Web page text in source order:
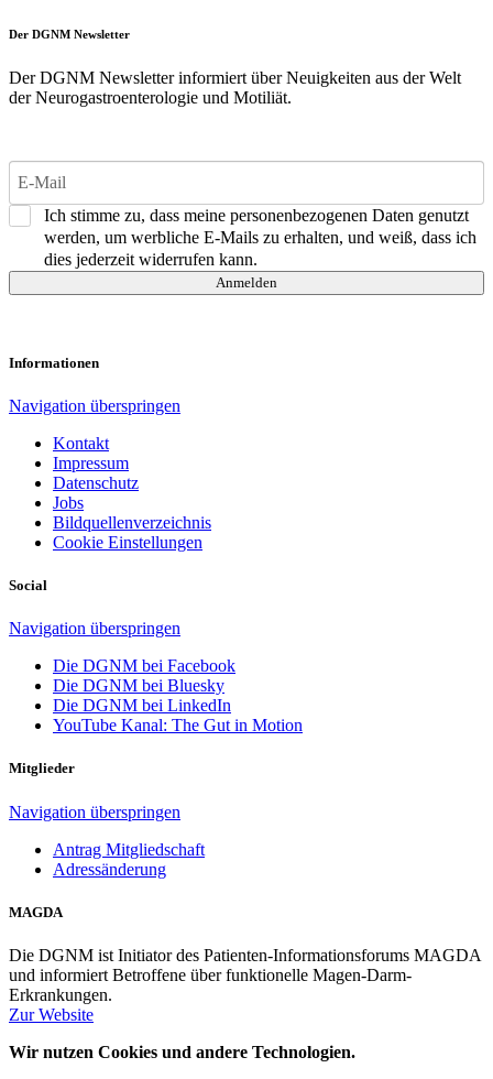
Der DGNM Newsletter
Der DGNM Newsletter informiert über Neuigkeiten aus der Welt
der Neurogastroenterologie und Motiliät.
Ich stimme zu, dass meine personenbezogenen Daten genutzt
werden, um werbliche E-Mails zu erhalten, und weiß, dass ich
dies jederzeit widerrufen kann.
Anmelden
Informationen
Navigation überspringen
Kontakt
Impressum
Datenschutz
Jobs
Bildquellenverzeichnis
Cookie Einstellungen
Social
Navigation überspringen
Die DGNM bei Facebook
Die DGNM bei Bluesky
Die DGNM bei LinkedIn
YouTube Kanal: The Gut in Motion
Mitglieder
Navigation überspringen
Antrag Mitgliedschaft
Adressänderung
MAGDA
Die DGNM ist Initiator des Patienten-Informationsforums MAGDA
und informiert Betroffene über funktionelle Magen-Darm-
Erkrankungen.
Zur Website
Wir nutzen Cookies und andere Technologien.